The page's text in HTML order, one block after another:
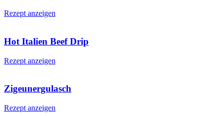
Rezept anzeigen
Hot Italien Beef Drip
Rezept anzeigen
Zigeunergulasch
Rezept anzeigen